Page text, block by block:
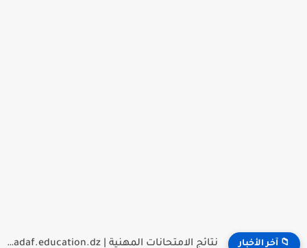
📁 آخر الأخبار هام بخصوص اعلان نتائج مسابقة توظيف الأساتذة 2026